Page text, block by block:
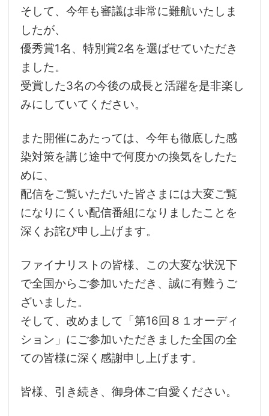
そして、今年も審議は非常に難航いたしま
したが、
優秀賞1名、特別賞2名を選ばせていただき
ました。
受賞した3名の今後の成長と活躍を是非楽し
みにしていてください。
また開催にあたっては、今年も徹底した感
染対策を講じ途中で何度かの換気をしたた
めに、
配信をご覧いただいた皆さまには大変ご覧
になりにくい配信番組になりましたことを
深くお詫び申し上げます。
ファイナリストの皆様、この大変な状況下
で全国からご参加いただき、誠に有難うご
ざいました。
そして、改めまして「第16回８１オーディ
ション」にご参加いただきました全国の全
ての皆様に深く感謝申し上げます。
皆様、引き続き、御身体ご自愛ください。